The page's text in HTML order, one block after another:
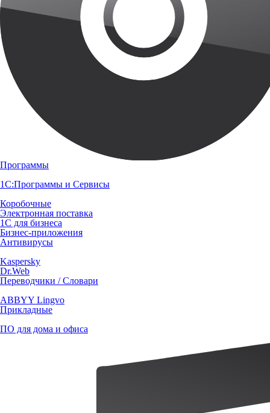
Программы
1С:Программы и Сервисы
Коробочные
Электронная поставка
1С для бизнеса
Бизнес-приложения
Антивирусы
Kaspersky
Dr.Web
Переводчики / Словари
ABBYY Lingvo
Прикладные
ПО для дома и офиса